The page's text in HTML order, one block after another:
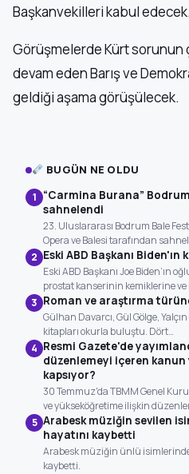
Başkanvekilleri kabul edecek.
Görüşmelerde Kürt sorunun
devam eden Barış ve
geldiği aşama görüşülecek.
BUGÜN NE OLDU
1 “Carmina Burana”
sahnelendi
23. Uluslararası Bodrum Bale
Opera ve Balesi tarafından
2 Eski ABD Başkanı
Eski ABD Başkanı Joe Biden’ın
prostat kanserinin kemiklerine ve
3 Roman ve araştırma
Gülhan Davarcı, Gül Gölge,
kitapları okurla buluştu. Dört…
4 Resmi Gazete'de
düzenlemeyi içeren
kapsıyor?
30 Temmuz'da TBMM Genel
ve yükseköğretime ilişkin
5 Arabesk müziğin sevilen
hayatını kaybetti
Arabesk müziğin ünlü
kaybetti.